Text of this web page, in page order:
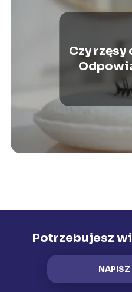
Czy
Potrzebujesz